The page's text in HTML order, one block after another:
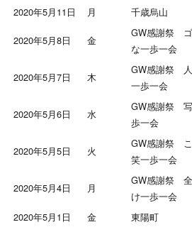
2020年5月11日
月 千歳烏山
2020年5月8日 金
GW感謝祭
な一歩一会
2020年5月7日 木
GW感謝祭
一歩一会
2020年5月6日 水
GW感謝祭
歩一会
2020年5月5日 火
GW感謝祭
笑一歩一会
2020年5月4日 月
GW感謝祭
け一歩一会
2020年5月1日 金 東陽町